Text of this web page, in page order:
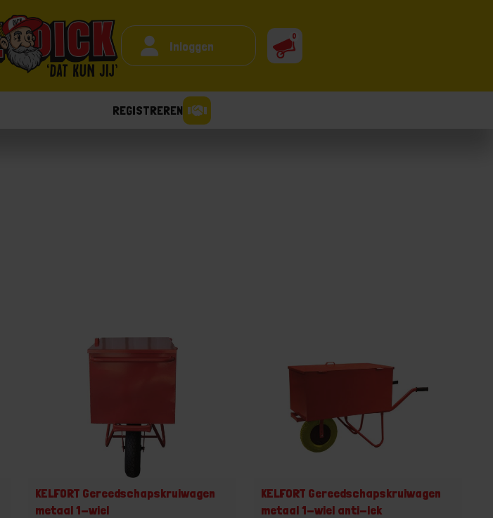
Inloggen
0
REGISTREREN
KELFORT Gereedschapskruiwagen
metaal 1-wiel
KELFORT Gereedschapskruiwagen
metaal 1-wiel anti-lek